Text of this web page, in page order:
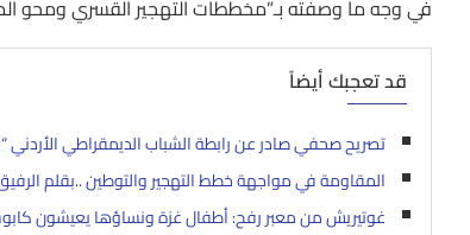
في وجه ما وصفته بـ”مخططات التهجير القسري ومحو
قد تعجبك أيضاً
تصريح صحفي صادر عن رابطة الشباب الديمقراطي الأردني
المقاومة في مواجهة خطط التهجير والتوطين ..بقلم
غوتيريش من معبر رفح: أطفال غزة ونساؤها يعيشون